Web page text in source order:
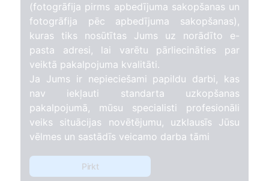
(fotogrāfija pirms apbedījuma sakopšanas un
fotogrāfija pēc apbedījuma sakopšanas),
kuras tiks nosūtītas Jums uz norādīto e-
pasta adresi, lai varētu pārliecināties par
veiktā pakalpojuma kvalitāti.
Ja Jums ir nepieciešami papildu darbi, kas
nav iekļauti standarta uzkopšanas
pakalpojumā, mūsu specialisti profesionāli
veiks situācijas novētējumu, uzklausīs Jūsu
vēlmes un sastādīs veicamo darba tāmi
Pirkt